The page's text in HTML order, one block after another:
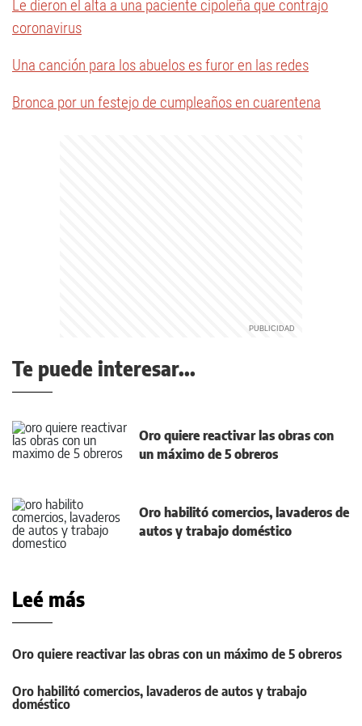
Le dieron el alta a una paciente cipoleña que contrajo
coronavirus
Una canción para los abuelos es furor en las redes
Bronca por un festejo de cumpleaños en cuarentena
Te puede interesar...
Oro quiere reactivar las obras con
un máximo de 5 obreros
Oro habilitó comercios, lavaderos de
autos y trabajo doméstico
Leé más
Oro quiere reactivar las obras con un máximo de 5 obreros
Oro habilitó comercios, lavaderos de autos y trabajo
doméstico